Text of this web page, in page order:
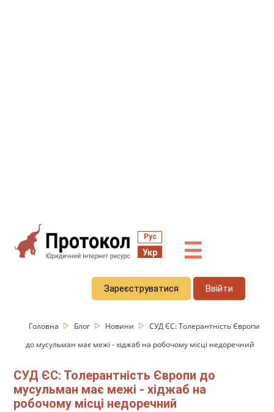
Рус
Укр ☰
Зареєструватися Ввійти
Головна Блог Новини
СУД ЄС: Толерантність Європи
до мусульман має межі - хіджаб на робочому місці недоречний
СУД ЄС: Толерантність Європи до
мусульман має межі - хіджаб на
робочому місці недоречний